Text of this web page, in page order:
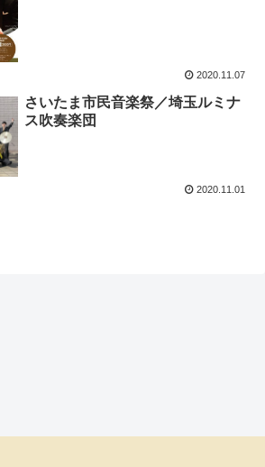
2020.11.07
さいたま市民音楽祭／埼玉ルミナ
ス吹奏楽団
2020.11.01